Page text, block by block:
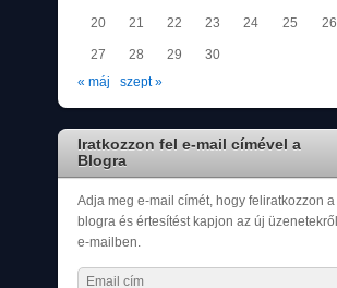
20 21 22 23 24 25 26
27 28 29
30
« máj
szept »
Iratkozzon fel e-mail címével a
Blogra
Adja meg e-mail címét, hogy feliratkozzon a
blogra és értesítést kapjon az új üzenetekről
e-mailben.
Email